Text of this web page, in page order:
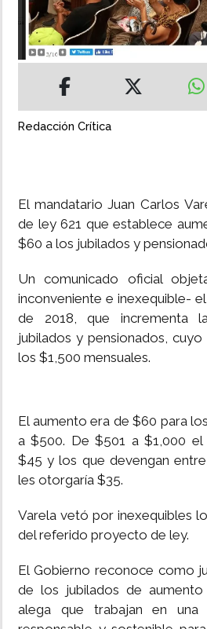
INSÓLITAS
MULTIMEDIA
Redacción Crítica
El mandatario Juan Carlos
de ley 621 que establece
$60 a los jubilados y
Un comunicado oficial
inconveniente e inexequible-
de 2018, que incrementa
jubilados y pensionados,
los $1,500 mensuales.
El aumento era de $60 para
a $500. De $501 a $1,000 el
$45 y los que devengan
les otorgaría $35.
Varela vetó por inexequibles
del referido proyecto de ley.
El Gobierno reconoce como
de los jubilados de
alega que trabajan en una